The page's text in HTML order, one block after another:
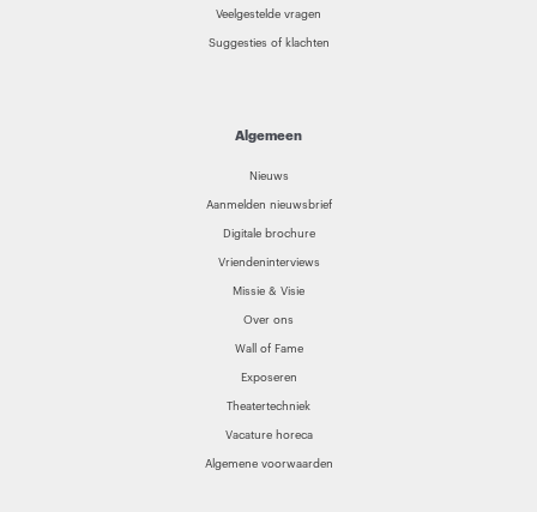
Veelgestelde vragen
Suggesties of klachten
Algemeen
Nieuws
Aanmelden nieuwsbrief
Digitale brochure
Vriendeninterviews
Missie & Visie
Over ons
Wall of Fame
Exposeren
Theatertechniek
Vacature horeca
Algemene voorwaarden